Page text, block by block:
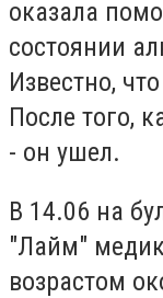
оказала
состоянии
Известно,
После того,
- он ушел.
В 14.06 на
"Лайм"
возрастом